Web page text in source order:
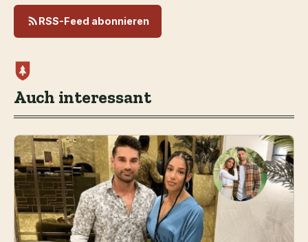
RSS-Feed abonnieren
Auch interessant